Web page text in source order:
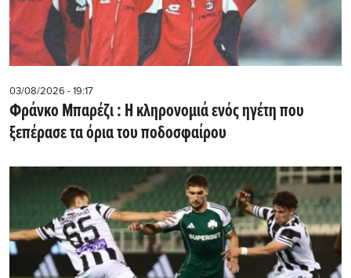
03/08/2026 - 19:17
Φράνκο Μπαρέζι : Η κληρονομιά ενός ηγέτη που
ξεπέρασε τα όρια του ποδοσφαίρου